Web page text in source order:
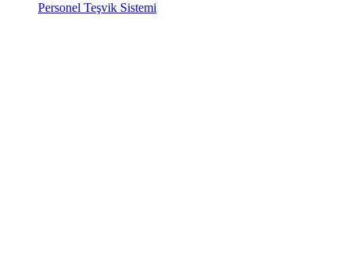
Personel Teşvik Sistemi